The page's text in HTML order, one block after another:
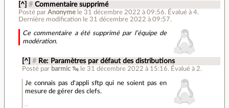
[^] # Commentaire supprimé
Posté parAnonyme le 31 décembre 2022 à 09:56. Évalué à4.
Dernière modification le 31 décembre 2022 à 09:57.
Ce commentaire a été supprimé par l’équipe de
modération.
[^] # Re: Paramètres par défaut des distributions
Posté par barmic 🦦 le 31 décembre 2022 à 15:16. Évalué à 2.
Je connais pas d'appli sftp qui ne soient pas en
mesure de gérer des clefs.